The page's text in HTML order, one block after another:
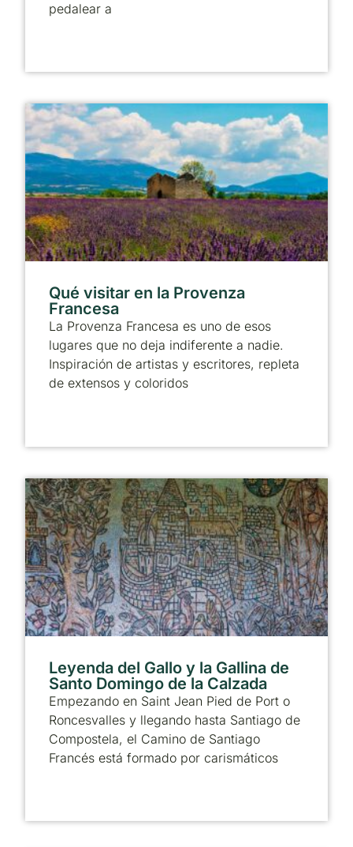
pedalear a
Qué visitar en la Provenza
Francesa
La Provenza Francesa es uno de esos
lugares que no deja indiferente a nadie.
Inspiración de artistas y escritores, repleta
de extensos y coloridos
Leyenda del Gallo y la Gallina de
Santo Domingo de la Calzada
Empezando en Saint Jean Pied de Port o
Roncesvalles y llegando hasta Santiago de
Compostela, el Camino de Santiago
Francés está formado por carismáticos